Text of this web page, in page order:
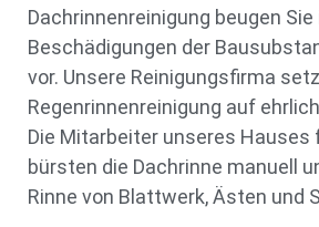
Dachrinnenreinigung beugen
Beschädigungen der
vor. Unsere Reinigungsfirma
Regenrinnenreinigung auf
Die Mitarbeiter unseres Hauses
bürsten die Dachrinne manuell
Rinne von Blattwerk, Ästen und